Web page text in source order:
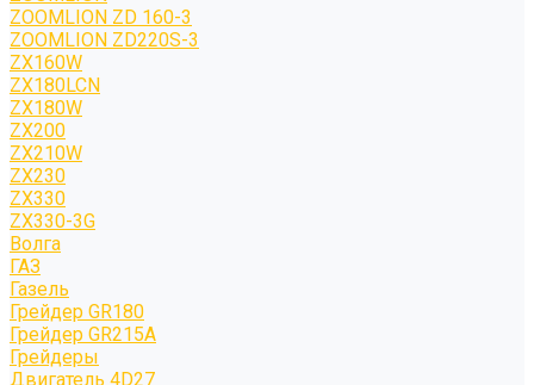
ZOOMLION ZD 160-3
ZOOMLION ZD220S-3
ZX160W
ZX180LCN
ZX180W
ZX200
ZX210W
ZX230
ZX330
ZX330-3G
Волга
ГАЗ
Газель
Грейдер GR180
Грейдер GR215A
Грейдеры
Двигатель 4D27